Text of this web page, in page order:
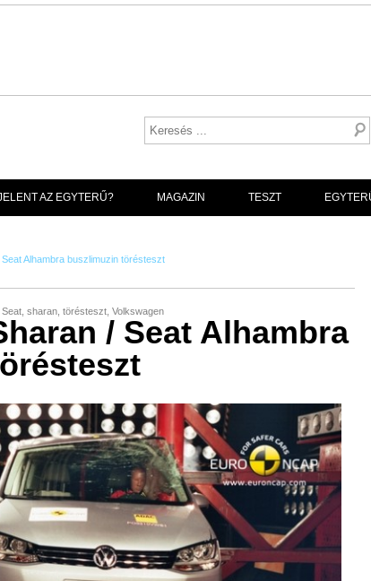
AZ EGYTERŰ? MAGAZIN TESZT
Alhambra buszlimuzin törésteszt
Seat sharan törésteszt Volkswagen
/ Seat Alhambra